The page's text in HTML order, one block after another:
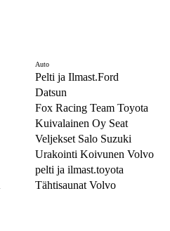
Auto
Pelti ja Ilmast.Ford
Datsun
Fox Racing Team Toyota
Kuivalainen Oy Seat
Veljekset Salo Suzuki
Urakointi Koivunen Volvo
pelti ja ilmast.toyota
Tähtisaunat Volvo